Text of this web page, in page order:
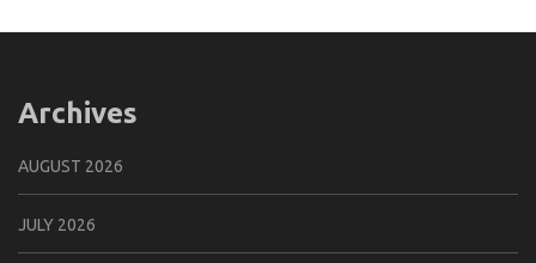
Archives
AUGUST 2026
JULY 2026